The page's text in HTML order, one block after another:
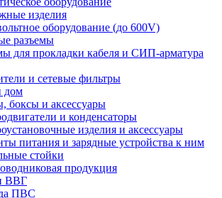
изделия
оборудование (до 600V)
разъемы
для прокладки кабеля и СИП-арматура
и сетевые фильтры
дом
боксы и аксессуары
и конденсаторы
изделия и аксессуары
питания и зарядные устройства к ним
стойки
продукция
ВВГ
ПВС